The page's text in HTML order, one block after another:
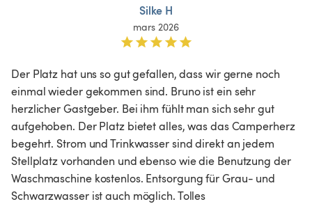
Silke H
mars 2026
Der Platz hat uns so gut gefallen, dass wir gerne noch
einmal wieder gekommen sind. Bruno ist ein sehr
herzlicher Gastgeber. Bei ihm fühlt man sich sehr gut
aufgehoben. Der Platz bietet alles, was das Camperherz
begehrt. Strom und Trinkwasser sind direkt an jedem
Stellplatz vorhanden und ebenso wie die Benutzung der
Waschmaschine kostenlos. Entsorgung für Grau- und
Schwarzwasser ist auch möglich. Tolles